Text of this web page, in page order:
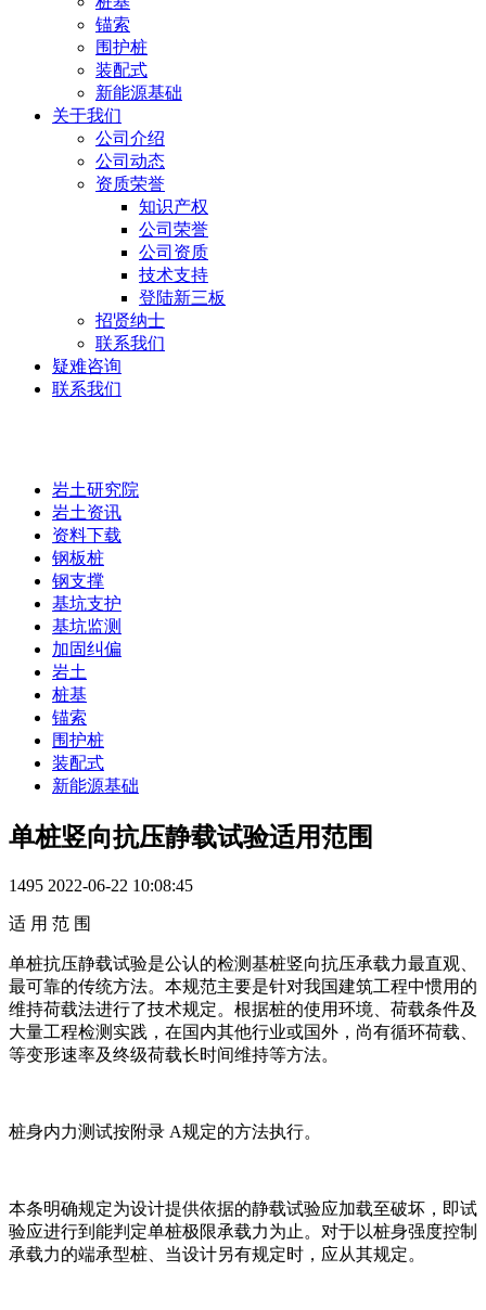
锚索
围护桩
装配式
新能源基础
关于我们
公司介绍
公司动态
资质荣誉
知识产权
公司荣誉
公司资质
技术支持
登陆新三板
招贤纳士
联系我们
疑难咨询
联系我们
岩土研究院
岩土资讯
资料下载
钢板桩
钢支撑
基坑支护
基坑监测
加固纠偏
岩土
桩基
锚索
围护桩
装配式
新能源基础
单桩竖向抗压静载试验适用范围
1495 2022-06-22 10:08:45
适 用 范 围
单桩抗压静载试验是公认的检测基桩竖向抗压承载力最直观、
最可靠的传统方法。本规范主要是针对我国建筑工程中惯用的
维持荷载法进行了技术规定。根据桩的使用环境、荷载条件及
大量工程检测实践，在国内其他行业或国外，尚有循环荷载、
等变形速率及终级荷载长时间维持等方法。
桩身内力测试按附录 A规定的方法执行。
本条明确规定为设计提供依据的静载试验应加载至破坏，即试
验应进行到能判定单桩极限承载力为止。对于以桩身强度控制
承载力的端承型桩、当设计另有规定时，应从其规定。